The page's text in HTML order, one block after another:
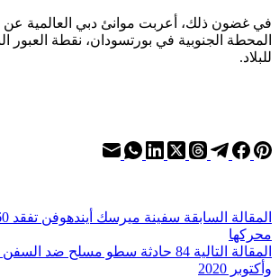
في غضون ذلك، أعربت موانئ دبي العالمية عن
المحطة الجنوبية في بورتسودان، نقطة العبور
للبلاد.
المقالة السابقة
محركها
المقالة التالية
84 حادثة سطو مسلح ضد السفن
وأكتوبر 2020